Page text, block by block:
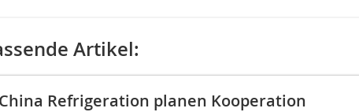
Artikel:
Refrigeration planen Kooperation